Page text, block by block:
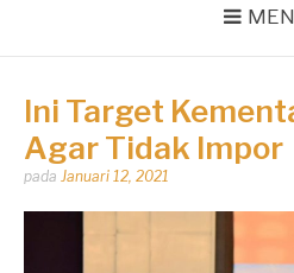
Ini Target
Agar Tidak Impor
Dipos
pada Januari 12, 2021